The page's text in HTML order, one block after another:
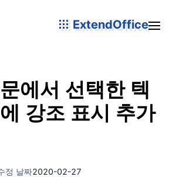
ExtendOffice
에서 선택한 텍
강조 표시 추가
정 날짜2020-02-27